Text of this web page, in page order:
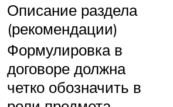
Описание раздела
(рекомендации)
Формулировка в
договоре должна
четко обозначить в